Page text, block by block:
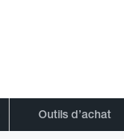
Outils d’achat